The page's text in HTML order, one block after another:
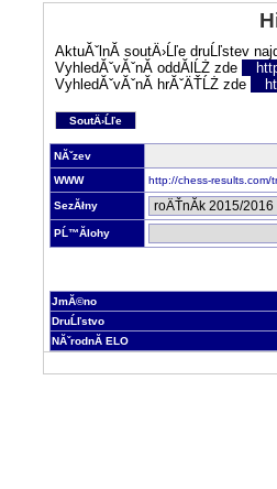
AktuĂˇlnĂ­ soutÄ›Ĺľe druĹľstev
VyhledĂˇvĂˇnĂ­ oddĂ­lĹŻ zde
VyhledĂˇvĂˇnĂ­ hrĂˇÄŤĹŻ zde
SoutÄ›Ĺľe
NĂˇzev
WWW http://chess-results.com/
SezĂłny
PĹ™Ă­lohy
JmĂ©no
DruĹľstvo
NĂˇrodnĂ­ ELO